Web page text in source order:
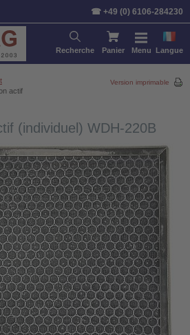
☎ +49 (0) 6106-284230
Recherche Panier Menu Langue
actif
Version imprimable
(individuel) WDH-220B